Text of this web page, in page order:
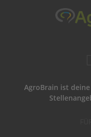
AgroBrain ist